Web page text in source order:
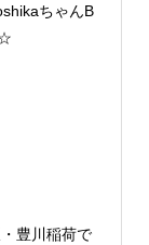
ちゃんB
豊川稲荷で